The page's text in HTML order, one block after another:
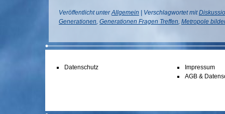
Veröffentlicht unter Allgemein Verschlagwortet mit
Generationen, Generationen Fragen Treffen, Metropole
Datenschutz
Impressum
AGB &